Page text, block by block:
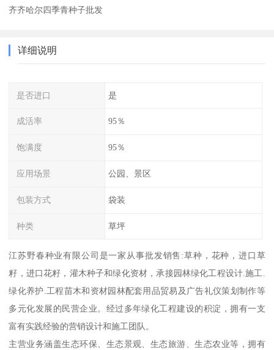
齐齐哈尔四季青种子批发
详细说明
是否进口 是
成活率 95％
饱满度 95％
应用场景 公园、景区
包装方式 袋装
种类 草坪
江苏野春种业有限公司是一家从事批发销售:草种，花种，进口草
籽，进口花籽，灌木种子和绿化资材，承接园林绿化工程设计.施工.
绿化养护.工程苗木和资材园林配套用品贸易及广告礼仪策划制作等
多元化发展的民营企业。经过多年绿化工程建设的积淀，拥有一支
富有实践经验的营销设计和施工团队。
主营业务涵盖生态环保、生态景观、生态旅游、生态农业等，拥有